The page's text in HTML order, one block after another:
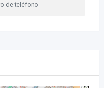
de teléfono